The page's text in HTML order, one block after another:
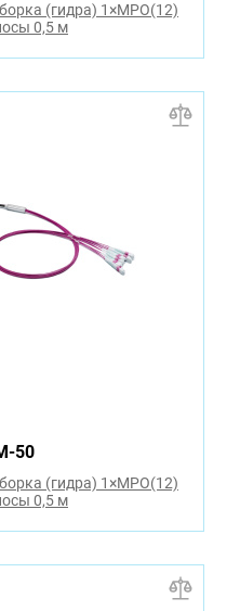
(гидра) 1×MPO(12)
0,5 м
50
(гидра) 1×MPO(12)
0,5 м